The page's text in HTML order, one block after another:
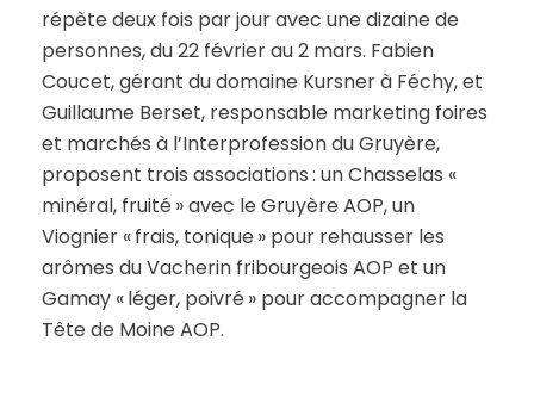
répète deux fois par jour avec une dizaine de
personnes, du 22 février au 2 mars. Fabien
Coucet, gérant du domaine Kursner à Féchy, et
Guillaume Berset, responsable marketing foires
et marchés à l’Interprofession du Gruyère,
proposent trois associations : un Chasselas «
minéral, fruité » avec le Gruyère AOP, un
Viognier « frais, tonique » pour rehausser les
arômes du Vacherin fribourgeois AOP et un
Gamay « léger, poivré » pour accompagner la
Tête de Moine AOP.